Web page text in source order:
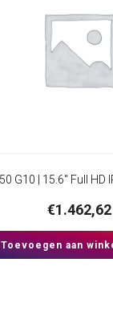
€1.462,62
Toevoegen aan